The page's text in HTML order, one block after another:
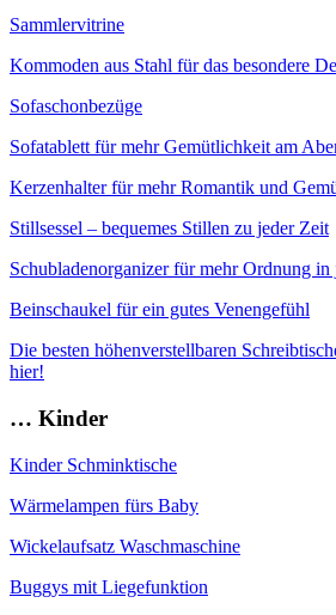
Sammlervitrine
Kommoden aus Stahl für das besondere
Sofaschonbezüge
Sofatablett für mehr Gemütlichkeit am
Kerzenhalter für mehr Romantik und
Stillsessel – bequemes Stillen zu jeder Zeit
Schubladenorganizer für mehr Ordnung in
Beinschaukel für ein gutes Venengefühl
Die besten höhenverstellbaren
hier!
… Kinder
Kinder Schminktische
Wärmelampen fürs Baby
Wickelaufsatz Waschmaschine
Buggys mit Liegefunktion